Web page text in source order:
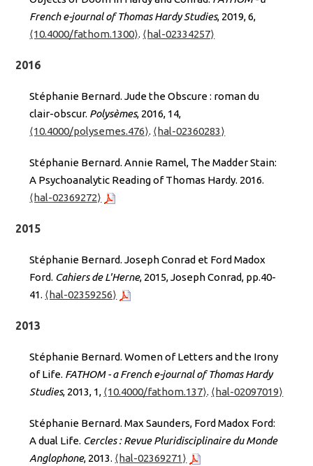
French e-journal of Thomas Hardy Studies, 2019, 6,
⟨10.4000/fathom.1300⟩. ⟨hal-02334257⟩
2016
Stéphanie Bernard. Jude the Obscure : roman du
clair-obscur. Polysèmes, 2016, 14,
⟨10.4000/polysemes.476⟩. ⟨hal-02360283⟩
Stéphanie Bernard. Annie Ramel, The Madder Stain:
A Psychoanalytic Reading of Thomas Hardy. 2016.
⟨hal-02369272⟩
2015
Stéphanie Bernard. Joseph Conrad et Ford Madox
Ford. Cahiers de L'Herne, 2015, Joseph Conrad, pp.40-
41. ⟨hal-02359256⟩
2013
Stéphanie Bernard. Women of Letters and the Irony
of Life. FATHOM - a French e-journal of Thomas Hardy
Studies, 2013, 1, ⟨10.4000/fathom.137⟩. ⟨hal-02097019⟩
Stéphanie Bernard. Max Saunders, Ford Madox Ford:
A dual Life. Cercles : Revue Pluridisciplinaire du Monde
Anglophone, 2013. ⟨hal-02369271⟩